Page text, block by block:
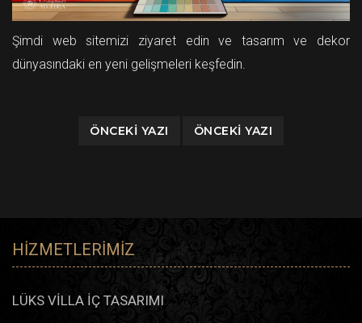
Şimdi web sitemizi ziyaret edin ve tasarım ve dekor
dünyasındaki en yeni gelişmeleri keşfedin.
ÖNCEKI YAZI ÖNCEKI YAZI
HIZMETLERIMIZ
LÜKS VİLLA İÇ TASARIMI